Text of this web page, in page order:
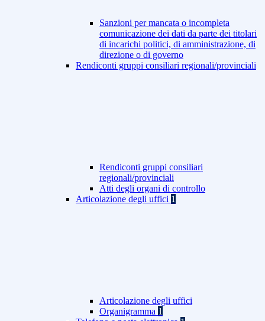
Sanzioni per mancata o incompleta
comunicazione dei dati da parte dei titolari
di incarichi politici, di amministrazione, di
direzione o di governo
Rendiconti gruppi consiliari regionali/provinciali
Rendiconti gruppi consiliari
regionali/provinciali
Atti degli organi di controllo
Articolazione degli uffici 1
Articolazione degli uffici
Organigramma 1